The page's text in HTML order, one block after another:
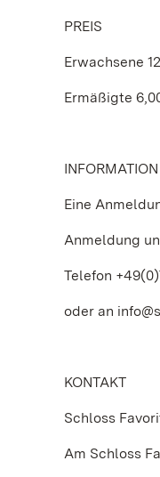
PREIS
Erwachsene
Ermäßigte
Eine
Anmeldung
Telefon
oder an
KONTAKT
Schloss
Am Schloss